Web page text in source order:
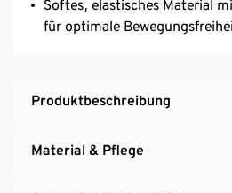
Softes, elastisches Material
für optimale
Produktbeschreibung
Material & Pflege